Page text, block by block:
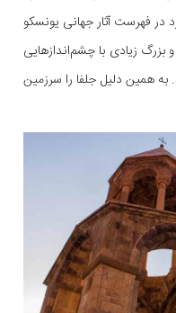
در فهرست آثار جهانی یونسکو
زیادی با چشم‌اندازهایی
به همین دلیل جلفا را سرزمین